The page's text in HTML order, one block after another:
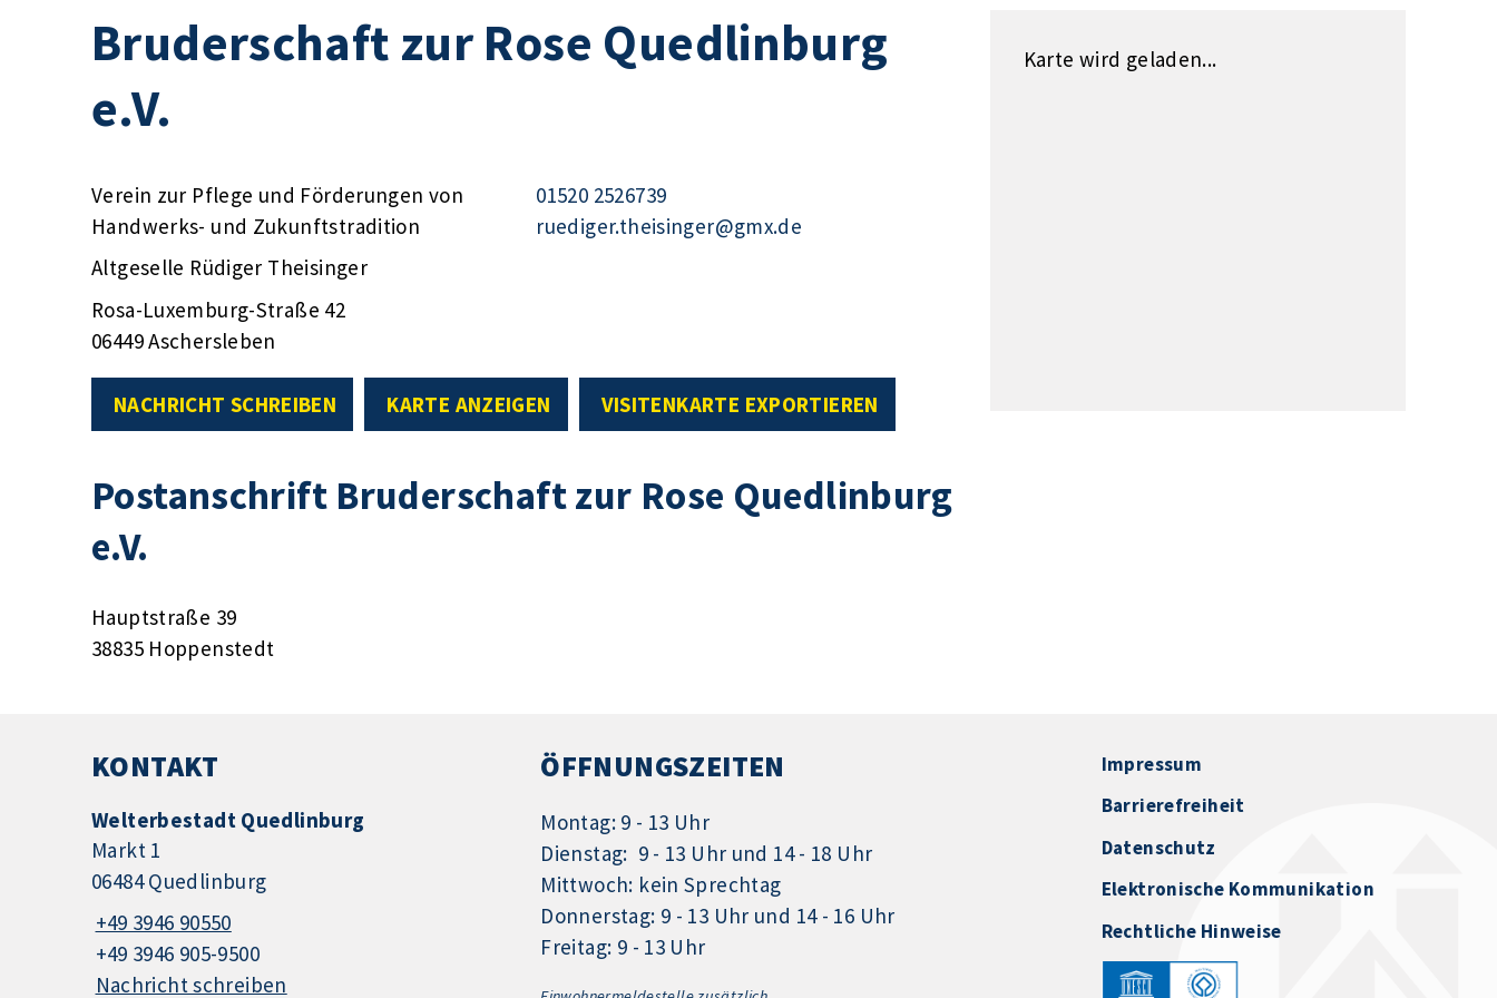
Bruderschaft zur Rose Quedlinburg
e.V.
Verein zur Pflege und Förderungen von
Handwerks- und Zukunftstradition
Altgeselle Rüdiger Theisinger
Rosa-Luxemburg-Straße 42
06449 Aschersleben
01520 2526739
ruediger.theisinger@gmx.de
NACHRICHT SCHREIBEN KARTE ANZEIGEN VISITENKARTE EXPORTIEREN
Postanschrift Bruderschaft zur Rose Quedlinburg
e.V.
Hauptstraße 39
38835 Hoppenstedt
Karte wird geladen...
KONTAKT
Welterbestadt Quedlinburg
Markt 1
06484 Quedlinburg
+49 3946 90550
+49 3946 905-9500
Nachricht schreiben
ÖFFNUNGSZEITEN
Montag: 9 - 13 Uhr
Dienstag: 9 - 13 Uhr und 14 - 18 Uhr
Mittwoch: kein Sprechtag
Donnerstag: 9 - 13 Uhr und 14 - 16 Uhr
Freitag: 9 - 13 Uhr
Impressum
Barrierefreiheit
Datenschutz
Elektronische Kommunikation
Rechtliche Hinweise